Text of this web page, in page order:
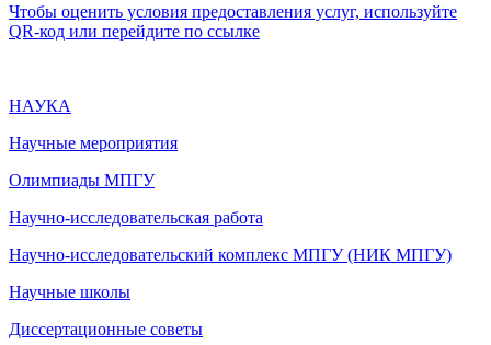
Чтобы оценить условия предоставления услуг, используйте
QR-код или перейдите по ссылке
НАУКА
Научные мероприятия
Олимпиады МПГУ
Научно-исследовательская работа
Научно-исследовательский комплекс МПГУ (НИК МПГУ)
Научные школы
Диссертационные советы